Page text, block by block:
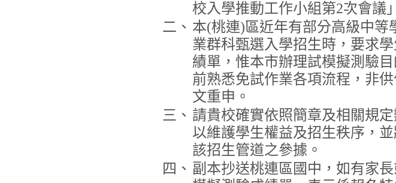
校入學推動工作小組第2次會議
二、 本(桃連)區近年有部分高級中等
業群科甄選入學招生時，要求
績單，惟本市辦理試模擬測驗
前熟悉免試作業各項流程，非
文重申。
三、 請貴校確實依照簡章及相關規定
以維護學生權益及招生秩序，
該招生管道之參據。
四、 副本抄送桃連區國中，如有家